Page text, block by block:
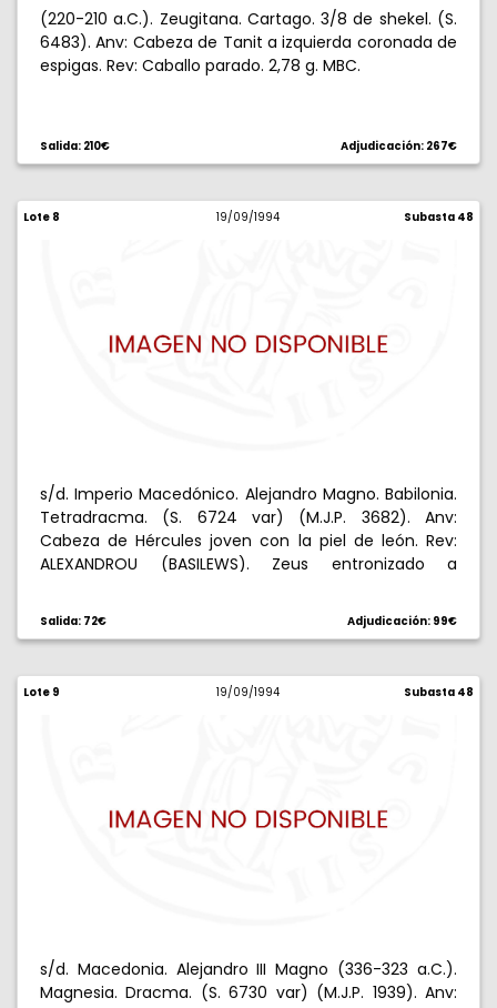
(220-210 a.C.). Zeugitana. Cartago. 3/8 de shekel. (S.
6483). Anv: Cabeza de Tanit a izquierda coronada de
espigas. Rev: Caballo parado. 2,78 g. MBC.
Salida: 210€ Adjudicación: 267€
Lote 8 19/09/1994 Subasta 48
s/d. Imperio Macedónico. Alejandro Magno. Babilonia.
Tetradracma. (S. 6724 var) (M.J.P. 3682). Anv:
Cabeza de Hércules joven con la piel de león. Rev:
ALEXANDROU (BASILEWS). Zeus entronizado a
bajo el trono . 16,61 g. Reverso algo descentrado.
MBC+.
Salida: 72€ Adjudicación: 99€
Lote 9 19/09/1994 Subasta 48
s/d. Macedonia. Alejandro III Magno (336-323 a.C.).
Magnesia. Dracma. (S. 6730 var) (M.J.P. 1939). Anv: